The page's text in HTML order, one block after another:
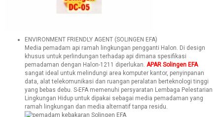
ENVIRONMENT FRIENDLY AGENT (SOLINGEN EFA)
Media pemadam api ramah lingkungan pengganti Halon. Di design
khusus untuk perlindungan terhadap api dimana spesifikasi
pemadaman dengan Halon-1211 diperlukan. APAR Solingen EFA
sangat ideal untuk melindungi area komputer kantor, penyinpanan
data, alat telekomunikasi dan ruangan peralatan berteknologi tinggi
yang bebas debu. S-EFA memenuhi persyaratan Lembaga Pelestarian
Lingkungan Hidup untuk dipakai sebagai media pemadaman yang
ramah lingkungan dan media alternatif tanpa residu.